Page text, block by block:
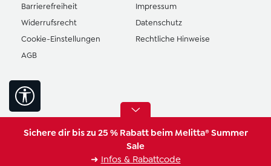
Barrierefreiheit
Impressum
Widerrufsrecht
Datenschutz
Cookie-Einstellungen
Rechtliche Hinweise
AGB
Werkzeugleiste anzeigen
Sichere dir bis zu 25 % Rabatt beim Melitta® Summer
Sale
➜ Infos & Rabattcode